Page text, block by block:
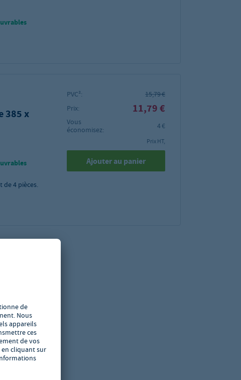
385 x
de4 pièces.
PVC²:
15,79 €
Prix:
11,79 €
Vous
économisez:
4 €
Prix HT,
Ajouter au panier